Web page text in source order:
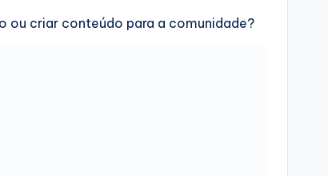
ou criar conteúdo para a comunidade?